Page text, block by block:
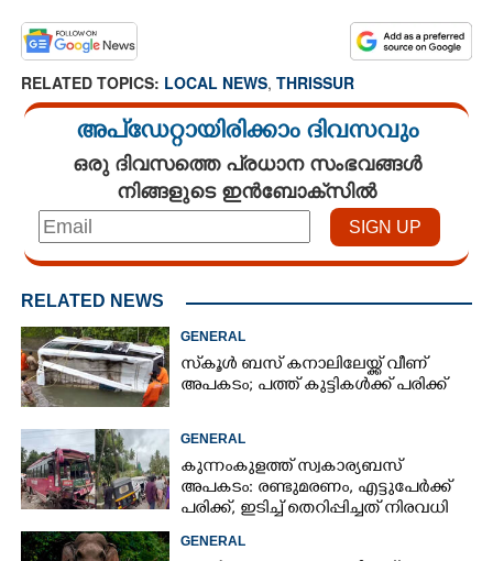
RELATED TOPICS: LOCAL NEWS, THRISSUR
അപ്ഡേറ്റായിരിക്കാം ദിവസവും
ഒരു ദിവസത്തെ പ്രധാന സംഭവങ്ങൾ
നിങ്ങളുടെ ഇൻബോക്സിൽ
RELATED NEWS
GENERAL
സ്‌കൂൾ ബസ് കനാലിലേയ്ക്ക് വീണ്
അപകടം; പത്ത് കുട്ടികൾക്ക് പരിക്ക്
GENERAL
കുന്നംകുളത്ത് സ്വകാര്യബസ്
അപകടം: രണ്ടുമരണം, എട്ടുപേർക്ക്
പരിക്ക്, ഇടിച്ച് തെറിപ്പിച്ചത് നിരവധി
വാഹനങ്ങളെ
GENERAL